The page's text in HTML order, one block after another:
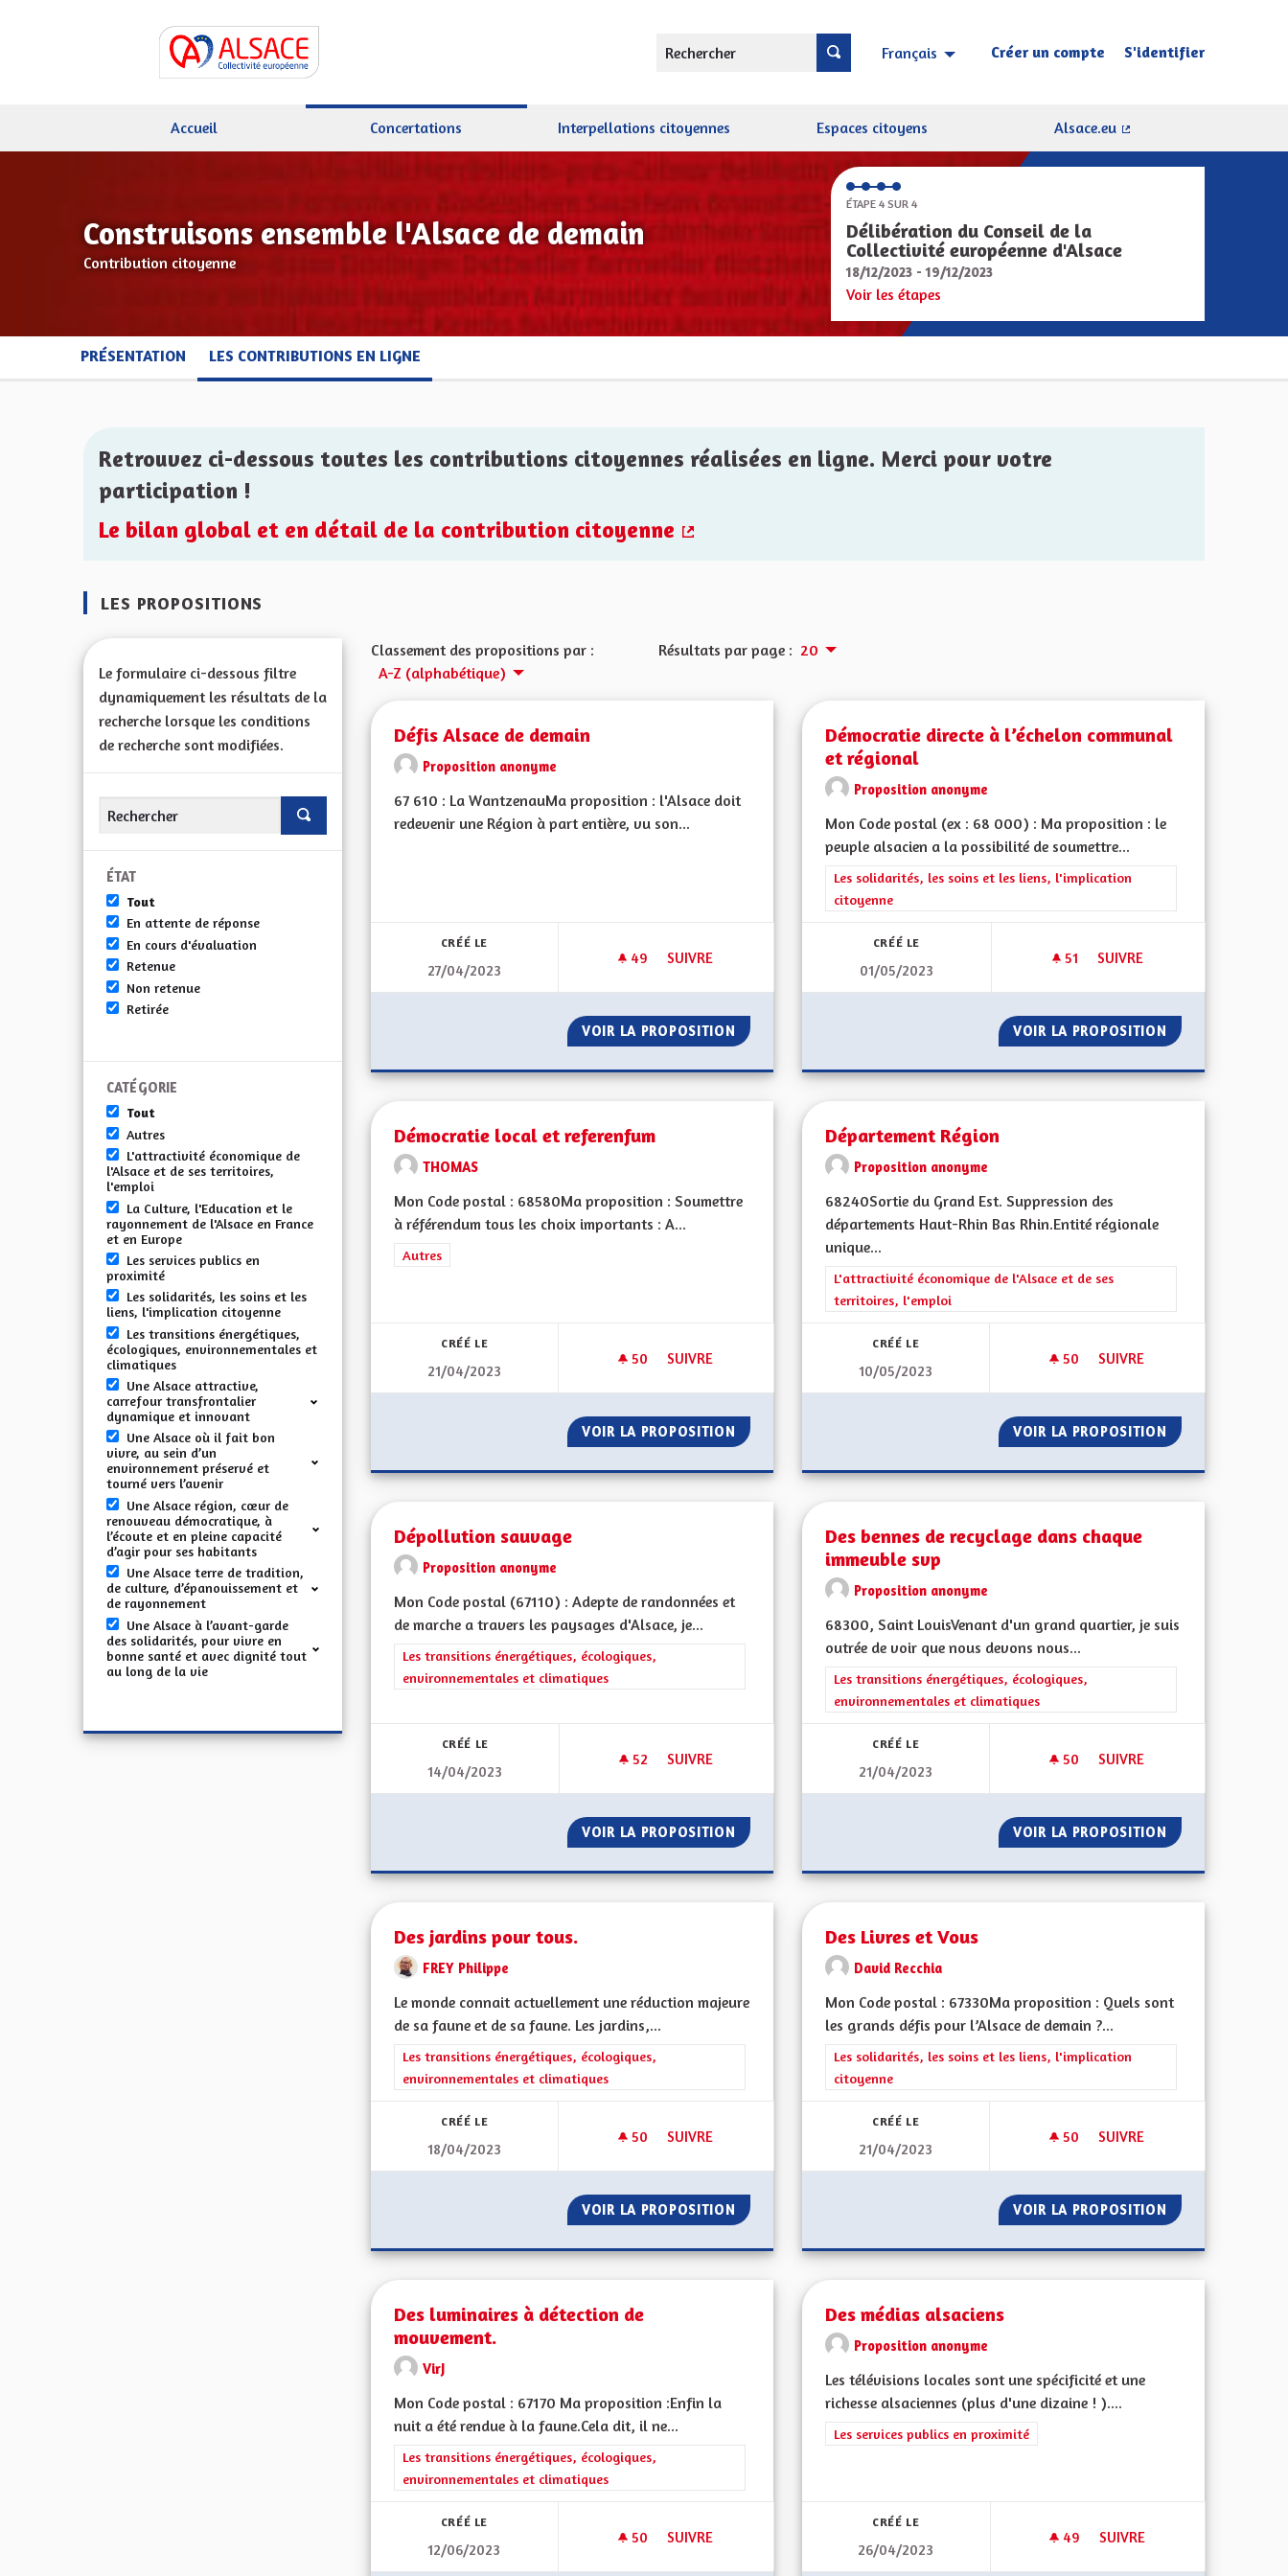
Rechercher Français Choisir la langue Sprache wählen
Créer un compte S'identifier
Accueil Concertations Interpellations citoyennes Espaces citoyens
Alsace.eu
Construisons ensemble l'Alsace de demain
Contribution citoyenne
ÉTAPE 4 SUR 4
Délibération du Conseil de la
Collectivité européenne d'Alsace
18/12/2023 - 19/12/2023
Voir les étapes
PRÉSENTATION LES CONTRIBUTIONS EN LIGNE
Retrouvez ci-dessous toutes les contributions citoyennes réalisées en ligne. Merci pour votre
participation !
Le bilan global et en détail de la contribution citoyenne
LES PROPOSITIONS
Le formulaire ci-dessous filtre
dynamiquement les résultats de la
recherche lorsque les conditions
de recherche sont modifiées.
ÉTAT
Tout
En attente de réponse
En cours d'évaluation
Retenue
Non retenue
Retirée
CATÉGORIE
Tout
Autres
L'attractivité économique de
l'Alsace et de ses territoires,
l'emploi
La Culture, l'Education et le
rayonnement de l'Alsace en France
et en Europe
Les services publics en
proximité
Les solidarités, les soins et les
liens, l'implication citoyenne
Les transitions énergétiques,
écologiques, environnementales et
climatiques
Une Alsace attractive,
carrefour transfrontalier
dynamique et innovant
Une Alsace où il fait bon
vivre, au sein d’un
environnement préservé et
tourné vers l’avenir
Une Alsace région, cœur de
renouveau démocratique, à
l’écoute et en pleine capacité
d’agir pour ses habitants
Une Alsace terre de tradition,
de culture, d’épanouissement et
de rayonnement
Une Alsace à l’avant-garde
des solidarités, pour vivre en
bonne santé et avec dignité tout
au long de la vie
Classement des propositions par :
A-Z (alphabétique)
Résultats par page : 20
Défis Alsace de demain
Proposition anonyme
67 610 : La WantzenauMa proposition : l'Alsace doit
redevenir une Région à part entière, vu son...
CRÉÉ LE
27/04/2023
49 49 ABONNÉS
SUIVRE
VOIR LA PROPOSITION DÉFIS ALSACE DE DEMAIN
Démocratie directe à l’échelon communal
et régional
Proposition anonyme
Mon Code postal (ex : 68 000) : Ma proposition : le
peuple alsacien a la possibilité de soumettre...
Filtrer les résultats de la catégorie : Les solidarités, les soins et les liens,
Les solidarités, les soins et les liens, l'implication
citoyenne
CRÉÉ LE
01/05/2023
51 51 ABONNÉS
SUIVRE
VOIR LA PROPOSITION DÉMOCRATIE
Démocratie local et referenfum
THOMAS
Mon Code postal : 68580Ma proposition : Soumettre
à référendum tous les choix importants : A...
Filtrer les résultats de la catégorie : Autres
Autres
CRÉÉ LE
21/04/2023
50 50 ABONNÉS
SUIVRE
DÉMOCRATIE LOCAL ET REFERENFUM
VOIR LA PROPOSITION DÉMOCRATIE LOCAL ET REFERENFUM
Département Région
Proposition anonyme
68240Sortie du Grand Est. Suppression des
départements Haut-Rhin Bas Rhin.Entité régionale
unique...
Filtrer les résultats de la catégorie : L'attractivité économique de l'Alsace
L'attractivité économique de l'Alsace et de ses
territoires, l'emploi
CRÉÉ LE
10/05/2023
50 50 ABONNÉS
SUIVRE
VOIR LA PROPOSITION DÉPARTEMENT
Dépollution sauvage
Proposition anonyme
Mon Code postal (67110) : Adepte de randonnées et
de marche a travers les paysages d'Alsace, je...
Filtrer les résultats de la catégorie : Les transitions énergétiques, écologiques, environnementales et climatiques
Les transitions énergétiques, écologiques,
environnementales et climatiques
CRÉÉ LE
14/04/2023
52 52 ABONNÉS
SUIVRE
VOIR LA PROPOSITION DÉPOLLUTION SAUVAGE
Des bennes de recyclage dans chaque
immeuble svp
Proposition anonyme
68300, Saint LouisVenant d'un grand quartier, je suis
outrée de voir que nous devons nous...
Filtrer les résultats de la catégorie : Les transitions énergétiques,
Les transitions énergétiques, écologiques,
environnementales et climatiques
CRÉÉ LE
21/04/2023
50 50 ABONNÉS
SUIVRE
VOIR LA PROPOSITION DES BENNES DE
Des jardins pour tous.
FREY Philippe
Le monde connait actuellement une réduction majeure
de sa faune et de sa faune. Les jardins,...
Filtrer les résultats de la catégorie : Les transitions énergétiques, écologiques, environnementales et climatiques
Les transitions énergétiques, écologiques,
environnementales et climatiques
CRÉÉ LE
18/04/2023
50 50 ABONNÉS
SUIVRE
VOIR LA PROPOSITION DES JARDINS POUR TOUS.
Des Livres et Vous
David Recchia
Mon Code postal : 67330Ma proposition : Quels sont
les grands défis pour l’Alsace de demain ?...
Filtrer les résultats de la catégorie : Les solidarités, les soins et les liens,
Les solidarités, les soins et les liens, l'implication
citoyenne
CRÉÉ LE
21/04/2023
50 50 ABONNÉS
SUIVRE
VOIR LA PROPOSITION DES LIVRES ET
Des luminaires à détection de
mouvement.
VirJ
Mon Code postal : 67170 Ma proposition :Enfin la
nuit a été rendue à la faune.Cela dit, il ne...
Filtrer les résultats de la catégorie : Les transitions énergétiques, écologiques, environnementales et climatiques
Les transitions énergétiques, écologiques,
environnementales et climatiques
CRÉÉ LE
12/06/2023
50 50 ABONNÉS
SUIVRE
DES LUMINAIRES À DÉTECTION DE MOUVEMENT.
Des médias alsaciens
Proposition anonyme
Les télévisions locales sont une spécificité et une
richesse alsaciennes (plus d'une dizaine ! )....
Filtrer les résultats de la catégorie : Les services publics en proximité
Les services publics en proximité
CRÉÉ LE
26/04/2023
49 49 ABONNÉS
SUIVRE